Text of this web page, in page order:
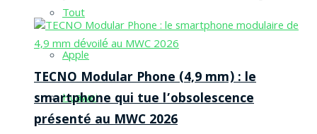
Tout
Apple
Huawei
TECNO Modular Phone (4,9 mm) : le
smartphone qui tue l’obsolescence
présenté au MWC 2026